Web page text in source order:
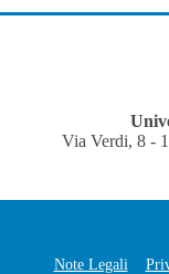
Via Verdi, 8 -
Note Legali